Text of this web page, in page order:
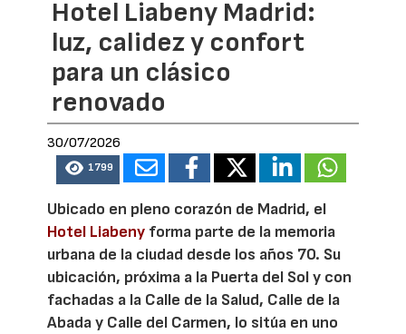
Hotel Liabeny Madrid:
luz, calidez y confort
para un clásico
renovado
30/07/2026
1799
Ubicado en pleno corazón de Madrid, el
Hotel Liabeny forma parte de la memoria
urbana de la ciudad desde los años 70. Su
ubicación, próxima a la Puerta del Sol y con
fachadas a la Calle de la Salud, Calle de la
Abada y Calle del Carmen, lo sitúa en uno